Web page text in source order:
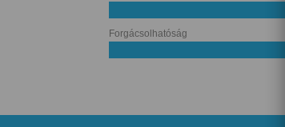
Forgácsolhatóság